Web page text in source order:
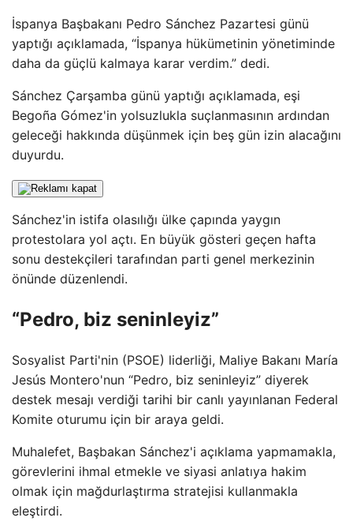
İspanya Başbakanı Pedro Sánchez Pazartesi günü
yaptığı açıklamada, “İspanya hükümetinin yönetiminde
daha da güçlü kalmaya karar verdim.” dedi.
Sánchez Çarşamba günü yaptığı açıklamada, eşi
Begoña Gómez'in yolsuzlukla suçlanmasının ardından
geleceği hakkında düşünmek için beş gün izin alacağını
duyurdu.
Sánchez'in istifa olasılığı ülke çapında yaygın
protestolara yol açtı. En büyük gösteri geçen hafta
sonu destekçileri tarafından parti genel merkezinin
önünde düzenlendi.
“Pedro, biz seninleyiz”
Sosyalist Parti'nin (PSOE) liderliği, Maliye Bakanı María
Jesús Montero'nun “Pedro, biz seninleyiz” diyerek
destek mesajı verdiği tarihi bir canlı yayınlanan Federal
Komite oturumu için bir araya geldi.
Muhalefet, Başbakan Sánchez'i açıklama yapmamakla,
görevlerini ihmal etmekle ve siyasi anlatıya hakim
olmak için mağdurlaştırma stratejisi kullanmakla
eleştirdi.